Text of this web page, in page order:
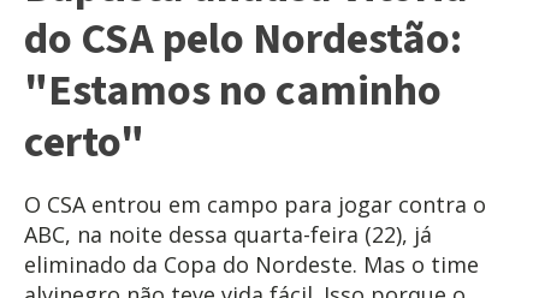
do CSA pelo Nordestão:
"Estamos no caminho
certo"
O CSA entrou em campo para jogar contra o
ABC, na noite dessa quarta-feira (22), já
eliminado da Copa do Nordeste. Mas o time